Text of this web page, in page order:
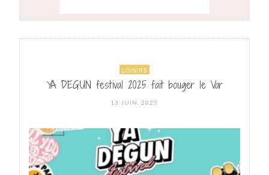
LOISIRS
YA DEGUN festival 2025 fait bouger le Var
POSTED
13 JUIN, 2025